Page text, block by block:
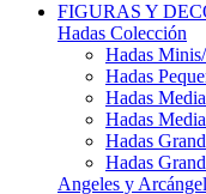
FIGURAS Y
Hadas Colección
Hadas
Hadas
Hadas
Hadas
Hadas
Hadas
Angeles y